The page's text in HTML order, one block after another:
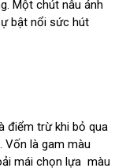
Một chút nâu ánh
bật nổi sức hút
điểm trừ khi bỏ qua
Vốn là gam màu
mái chọn lựa màu